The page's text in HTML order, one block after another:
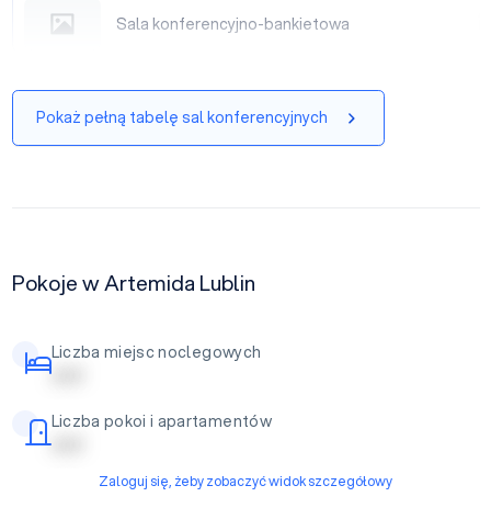
Sala konferencyjno-bankietowa
Sala konferencyjno-bankietowa
Pokaż pełną tabelę sal konferencyjnych
Pokoje w Artemida Lublin
Liczba miejsc noclegowych
| | | | |
Liczba pokoi i apartamentów
| | | | |
Zaloguj się, żeby zobaczyć widok szczegółowy